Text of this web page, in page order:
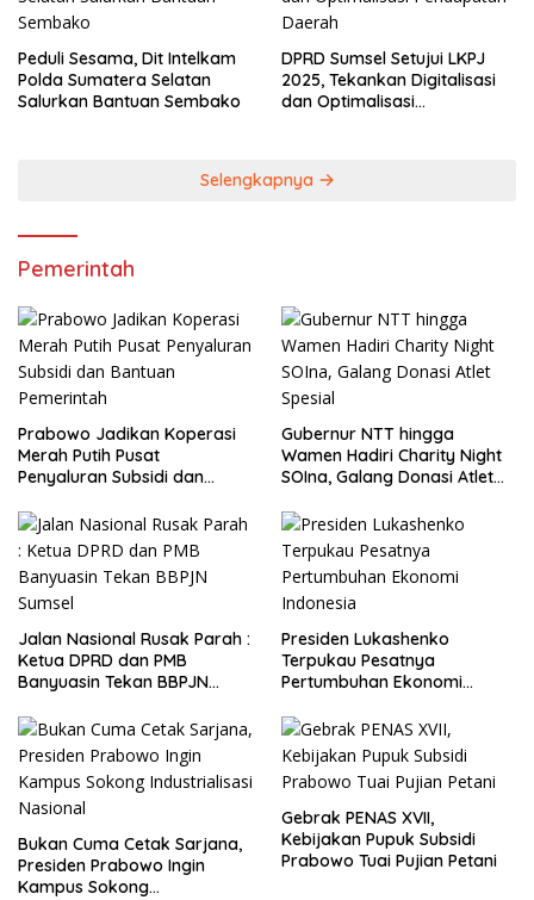
Peduli Sesama, Dit Intelkam
Polda Sumatera Selatan
Salurkan Bantuan Sembako
DPRD Sumsel Setujui LKPJ
2025, Tekankan Digitalisasi
dan Optimalisasi
Selengkapnya
Pemerintah
Prabowo Jadikan Koperasi
Merah Putih Pusat
Penyaluran Subsidi dan
Gubernur NTT hingga
Wamen Hadiri Charity Night
SOIna, Galang Donasi Atlet
Jalan Nasional Rusak Parah :
Ketua DPRD dan PMB
Banyuasin Tekan BBPJN
Presiden Lukashenko
Terpukau Pesatnya
Pertumbuhan Ekonomi
Bukan Cuma Cetak Sarjana,
Presiden Prabowo Ingin
Kampus Sokong
Gebrak PENAS XVII,
Kebijakan Pupuk Subsidi
Prabowo Tuai Pujian Petani